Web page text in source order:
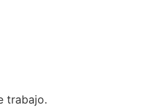
trabajo.